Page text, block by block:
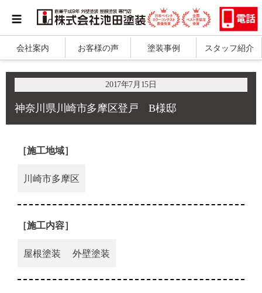
会社案内 お客様の声 塗装事例 スタッフ紹介
2017年7月15日
神奈川県川崎市多摩区登戸 B様邸
［施工地域］
川崎市多摩区
［施工内容］
屋根塗装 外壁塗装